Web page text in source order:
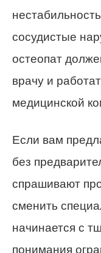
сосудистые
остеопат
врачу и
медицинской
Если вам
без
спрашивают
сменить
начинается с
понимания